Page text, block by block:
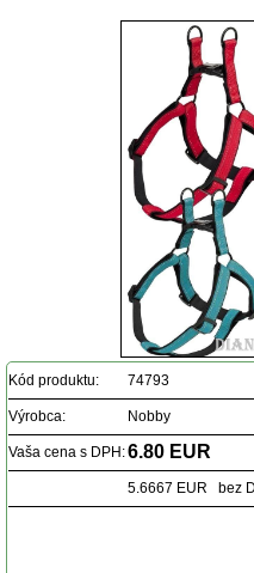
Kód produktu: 74793
Výrobca: Nobby
Vaša cena s DPH:6.80 EUR
5.6667 EUR bez